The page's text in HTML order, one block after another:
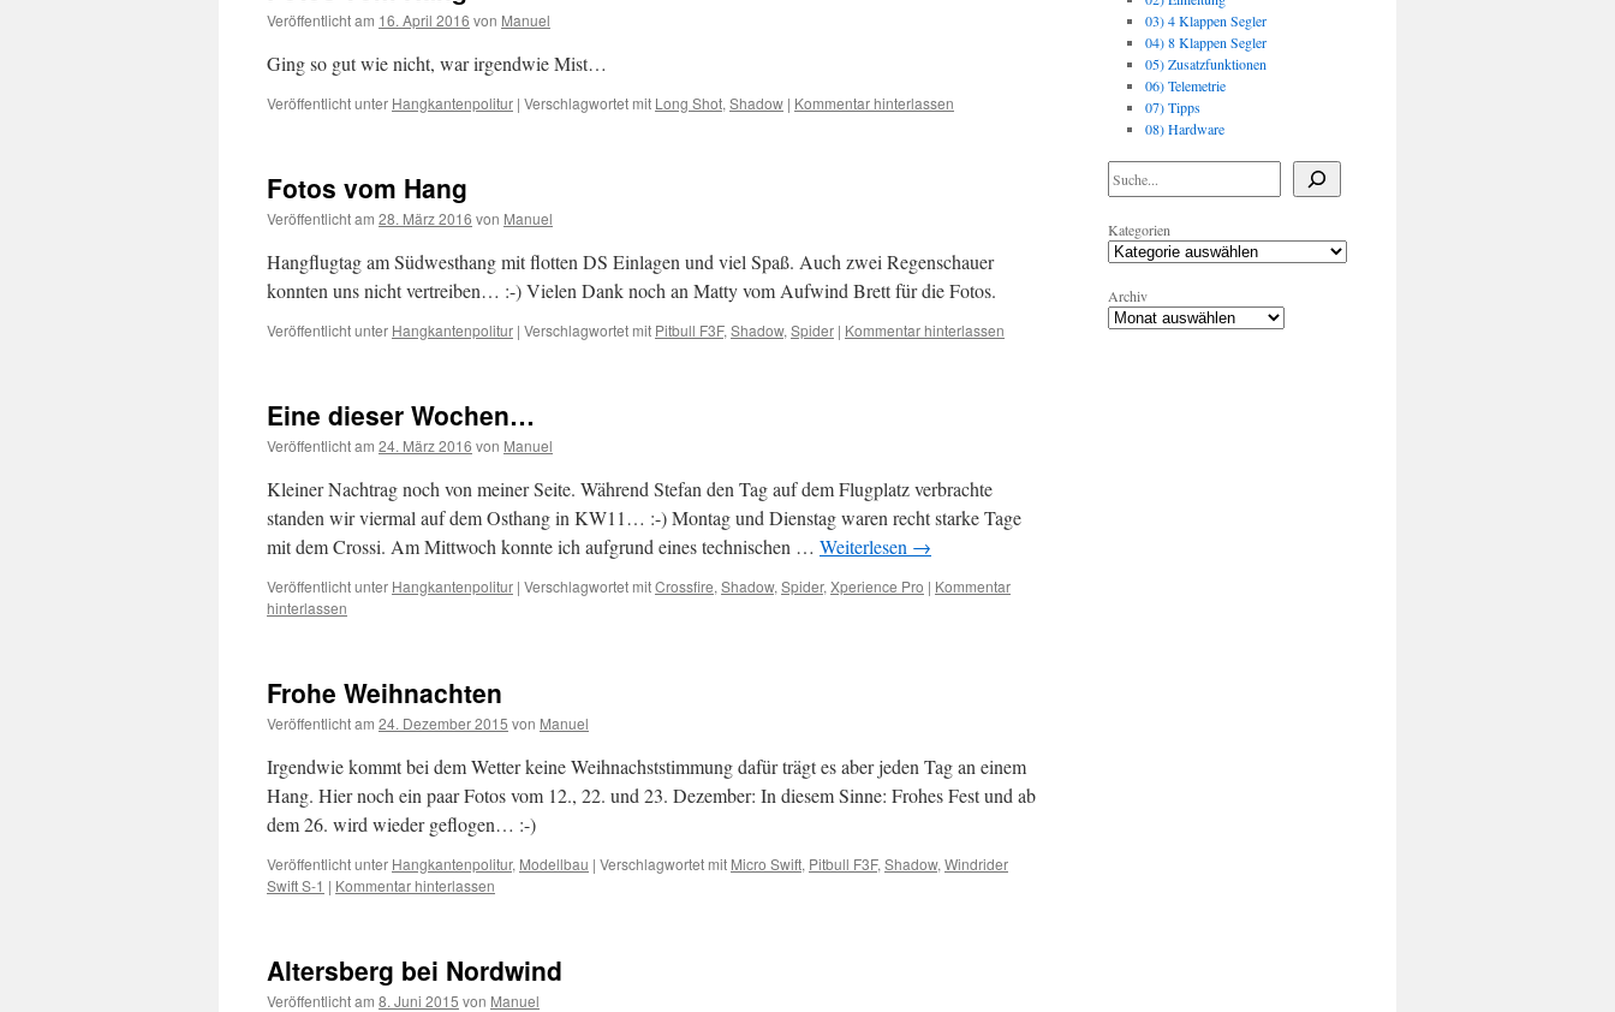
Veröffentlicht am 16. April 2016 von Manuel
Ging so gut wie nicht, war irgendwie Mist…
Veröffentlicht unter Hangkantenpolitur | Verschlagwortet mit Long Shot, Shadow | Kommentar hinterlassen
Fotos vom Hang
Veröffentlicht am 28. März 2016 von Manuel
Hangflugtag am Südwesthang mit flotten DS Einlagen und viel Spaß. Auch zwei Regenschauer
konnten uns nicht vertreiben… :-) Vielen Dank noch an Matty vom Aufwind Brett für die Fotos.
Veröffentlicht unter Hangkantenpolitur | Verschlagwortet mit Pitbull F3F, Shadow, Spider | Kommentar hinterlassen
Eine dieser Wochen…
Veröffentlicht am 24. März 2016 von Manuel
Kleiner Nachtrag noch von meiner Seite. Während Stefan den Tag auf dem Flugplatz verbrachte
standen wir viermal auf dem Osthang in KW11… :-) Montag und Dienstag waren recht starke Tage
mit dem Crossi. Am Mittwoch konnte ich aufgrund eines technischen … Weiterlesen →
Veröffentlicht unter Hangkantenpolitur | Verschlagwortet mitCrossfire, Shadow, Spider, Xperience Pro | Kommentar
hinterlassen
Frohe Weihnachten
Veröffentlicht am 24. Dezember 2015 von Manuel
Irgendwie kommt bei dem Wetter keine Weihnachststimmung dafür trägt es aber jeden Tag an einem
Hang. Hier noch ein paar Fotos vom 12., 22. und 23. Dezember: In diesem Sinne: Frohes Fest und ab
dem 26. wird wieder geflogen… :-)
Veröffentlicht unter Hangkantenpolitur, Modellbau | Verschlagwortet mit Micro Swift, Pitbull F3F, Shadow, Windrider
Swift S-1 | Kommentar hinterlassen
Altersberg bei Nordwind
Veröffentlicht am 8. Juni 2015 von Manuel
03) 4 Klappen Segler
04) 8 Klappen Segler
05) Zusatzfunktionen
06) Telemetrie
07) Tipps
08) Hardware
Kategorien
Archiv